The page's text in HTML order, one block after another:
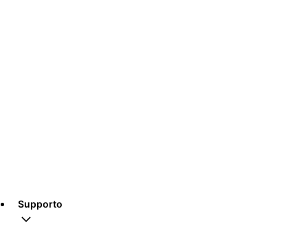
Supporto